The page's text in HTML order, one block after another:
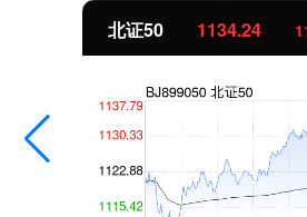
1134.24 11.37 1.01%